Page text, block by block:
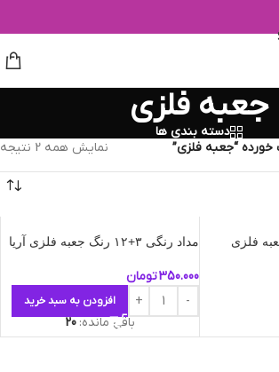
جعبه فلزی
دسته بندی ها
“جعبه فلزی” نمایش همه 2 نتیجه
مداد رنگی ۳+۱۲ رنگ جعبه فلزی آریا
350.000تومان
افزودن به سبد خرید
باقی مانده:20